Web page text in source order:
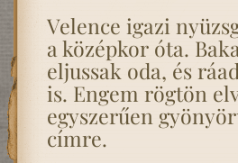
Velence igazi
a középkor óta.
eljussak oda, és
is. Engem rögtön
egyszerűen
címre.